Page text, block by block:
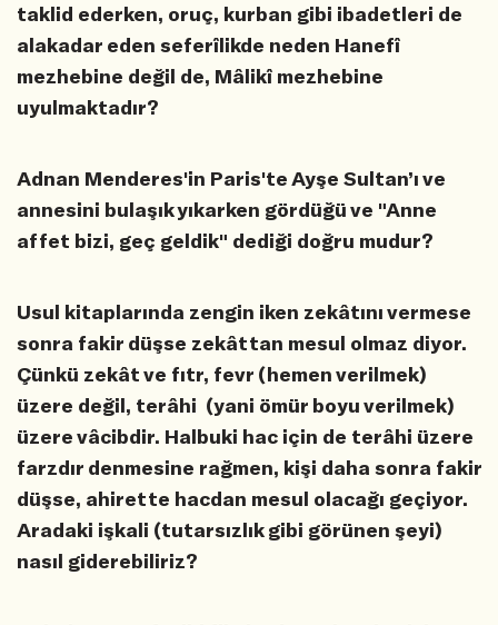
taklid ederken, oruç, kurban gibi ibadetleri de
alakadar eden seferîlikde neden Hanefî
mezhebine değil de, Mâlikî mezhebine
uyulmaktadır?
Adnan Menderes'in Paris'te Ayşe Sultan’ı ve
annesini bulaşık yıkarken gördüğü ve "Anne
affet bizi, geç geldik" dediği doğru mudur?
Usul kitaplarında zengin iken zekâtını vermese
sonra fakir düşse zekâttan mesul olmaz diyor.
Çünkü zekât ve fıtr, fevr (hemen verilmek)
üzere değil, terâhi (yani ömür boyu verilmek)
üzere vâcibdir. Halbuki hac için de terâhi üzere
farzdır denmesine rağmen, kişi daha sonra fakir
düşse, ahirette hacdan mesul olacağı geçiyor.
Aradaki işkali (tutarsızlık gibi görünen şeyi)
nasıl giderebiliriz?